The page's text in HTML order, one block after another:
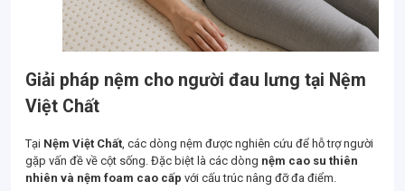
Giải pháp nệm cho người đau lưng tại Nệm
Việt Chất
Tại Nệm Việt Chất , các dòng nệm được nghiên cứu để hỗ trợ người
gặp vấn đề về cột sống. Đặc biệt là các dòng nệm cao su thiên
nhiên và nệm foam cao cấp với cấu trúc nâng đỡ đa điểm.